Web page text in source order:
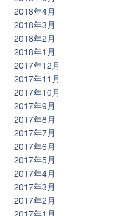
2018年4月
2018年3月
2018年2月
2018年1月
2017年12月
2017年11月
2017年10月
2017年9月
2017年8月
2017年7月
2017年6月
2017年5月
2017年4月
2017年3月
2017年2月